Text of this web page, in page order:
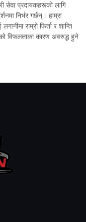
सेवा प्रदायकहरूको लागि
निर्भर गर्छन्। हाम्रा
राम्रो फिर्ता र शान्ति
विफलताका कारण अवरुद्ध हुने